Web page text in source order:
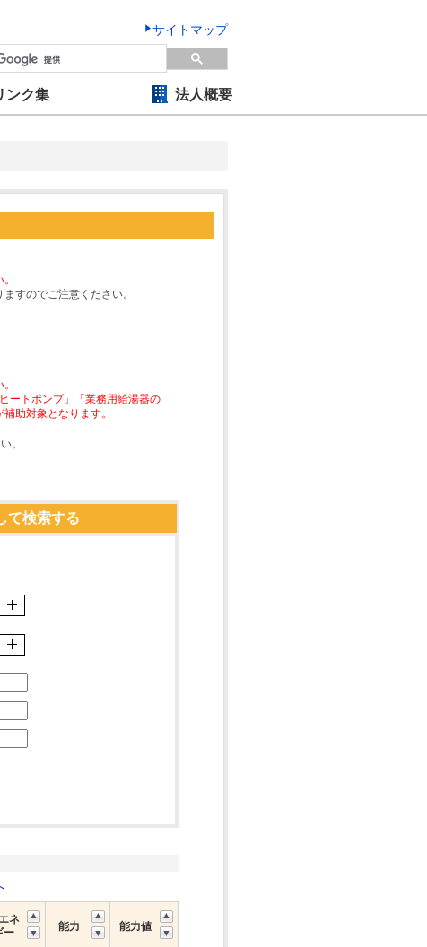
サイトマップ
ンク集 法人概要
すのでご注意ください。
ートポンプ」「業務用給湯器の
助対象となります。
。
て検索する
ネ
ー
能力 能力値